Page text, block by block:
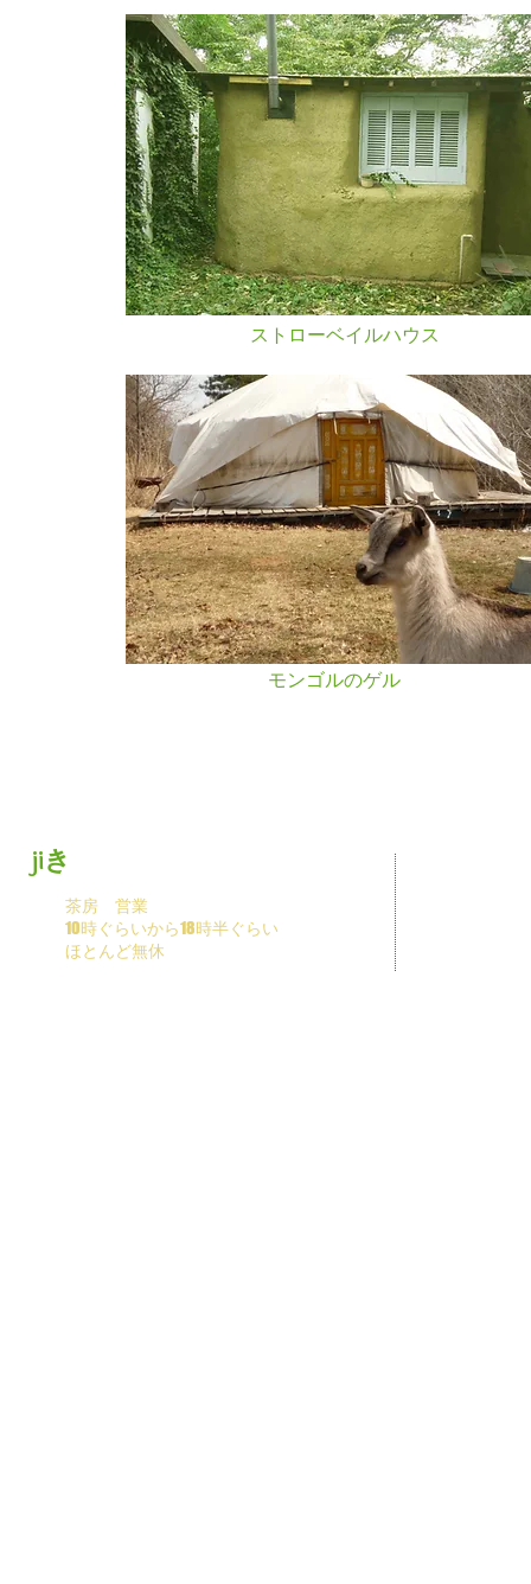
​ストローベイルハウス
​モンゴルのゲル
jiき
茶房 営業
10時ぐらいから18時半ぐらい
ほとんど無休